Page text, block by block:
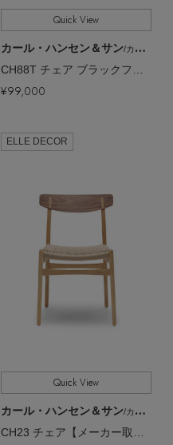
Quick View
カール・ハンセン＆サン/カール・ハンセン＆サン
¥99,000
ELLE DECOR
Quick View
カール・ハンセン＆サン/カール・ハンセン＆サン